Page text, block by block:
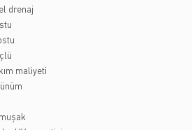
drenaj
maliyeti